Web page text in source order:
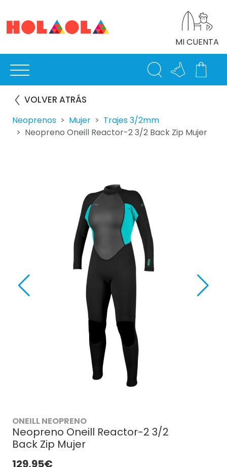
MI CUENTA
VOLVER ATRÁS
Neoprenos Mujer
Trajes 3/2mm
Neopreno Oneill Reactor-2 3/2 Back Zip Mujer
ONEILL NEOPRENO
Neopreno Oneill Reactor-2 3/2
Back Zip Mujer
129,95€